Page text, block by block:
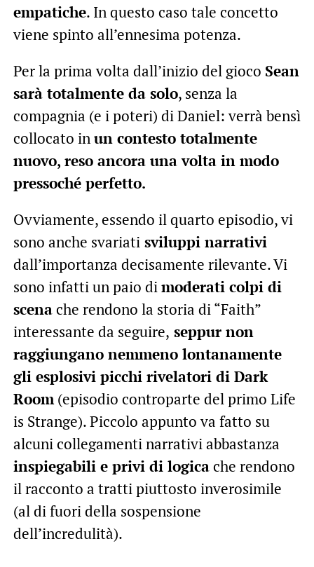
empatiche. In questo caso tale concetto
viene spinto all’ennesima potenza.
Per la prima volta dall’inizio del gioco Sean
sarà totalmente da solo, senza la
compagnia (e i poteri) di Daniel: verrà bensì
collocato inun contesto totalmente
nuovo, reso ancora una volta in modo
pressoché perfetto.
Ovviamente, essendo il quarto episodio, vi
sono anche svariatisviluppi narrativi
dall’importanza decisamente rilevante. Vi
sono infatti un paio dimoderati colpi di
scenache rendono la storia di “Faith”
interessante da seguire, seppur non
raggiungano nemmeno lontanamente
gli esplosivi picchi rivelatori di Dark
Room(episodio controparte del primo Life
is Strange). Piccolo appunto va fatto su
alcuni collegamenti narrativi abbastanza
inspiegabili e privi di logicache rendono
il racconto a tratti piuttosto inverosimile
(al di fuori della sospensione
dell’incredulità).